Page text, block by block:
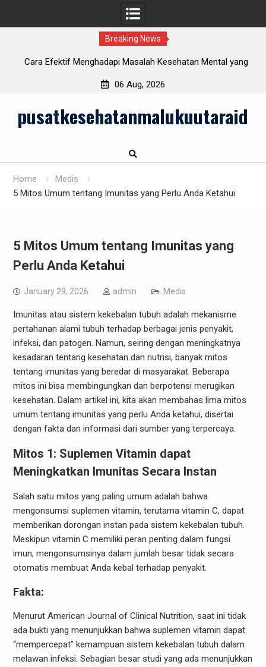
Breaking News
Cara Efektif Menghadapi Masalah Kesehatan Mental yang
06 Aug, 2026
contentpusatkesehatanmalukuutaraid
Home
Medis
5 Mitos Umum tentang Imunitas yang Perlu Anda Ketahui
5 Mitos Umum tentang Imunitas yang
Perlu Anda Ketahui
January 29, 2026 admin Medis
Imunitas atau sistem kekebalan tubuh adalah mekanisme
pertahanan alami tubuh terhadap berbagai jenis penyakit,
infeksi, dan patogen. Namun, seiring dengan meningkatnya
kesadaran tentang kesehatan dan nutrisi, banyak mitos
tentang imunitas yang beredar di masyarakat. Beberapa
mitos ini bisa membingungkan dan berpotensi merugikan
kesehatan. Dalam artikel ini, kita akan membahas lima mitos
umum tentang imunitas yang perlu Anda ketahui, disertai
dengan fakta dan informasi dari sumber yang terpercaya.
Mitos 1: Suplemen Vitamin dapat
Meningkatkan Imunitas Secara Instan
Salah satu mitos yang paling umum adalah bahwa
mengonsumsi suplemen vitamin, terutama vitamin C, dapat
memberikan dorongan instan pada sistem kekebalan tubuh.
Meskipun vitamin C memiliki peran penting dalam fungsi
imun, mengonsumsinya dalam jumlah besar tidak secara
otomatis membuat Anda kebal terhadap penyakit.
Fakta:
Menurut American Journal of Clinical Nutrition, saat ini tidak
ada bukti yang menunjukkan bahwa suplemen vitamin dapat
“mempercepat” kemampuan sistem kekebalan tubuh dalam
melawan infeksi. Sebagian besar studi yang ada menunjukkan